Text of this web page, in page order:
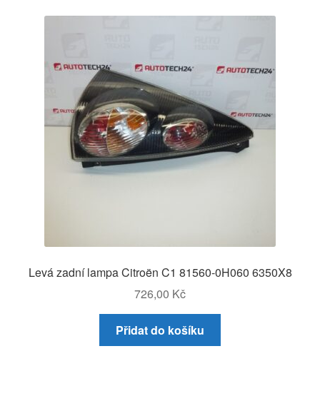
Levá zadní lampa Citroën C1 81560-0H060 6350X8
726,00 Kč
Přidat do košíku